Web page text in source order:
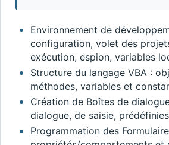
Environnement de
configuration, volet des
exécution, espion, variables
Structure du langage VBA :
méthodes, variables et
Création de Boîtes de
dialogue, de saisie,
Programmation des